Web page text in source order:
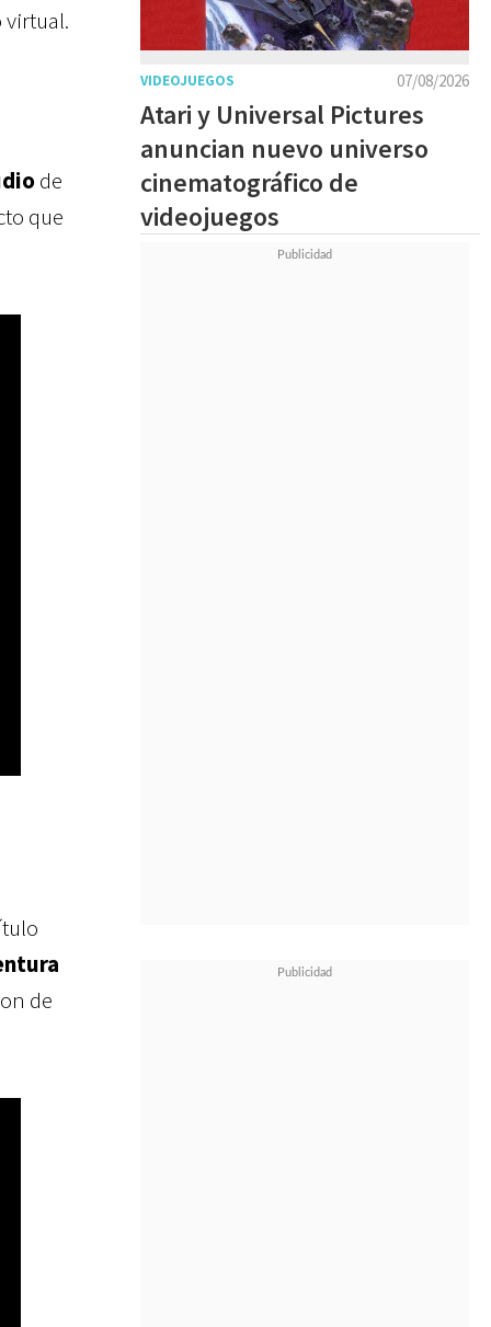
virtual.
de
que
de
07/08/2026
VIDEOJUEGOS
Atari y Universal Pictures
anuncian nuevo universo
cinematográfico de
videojuegos